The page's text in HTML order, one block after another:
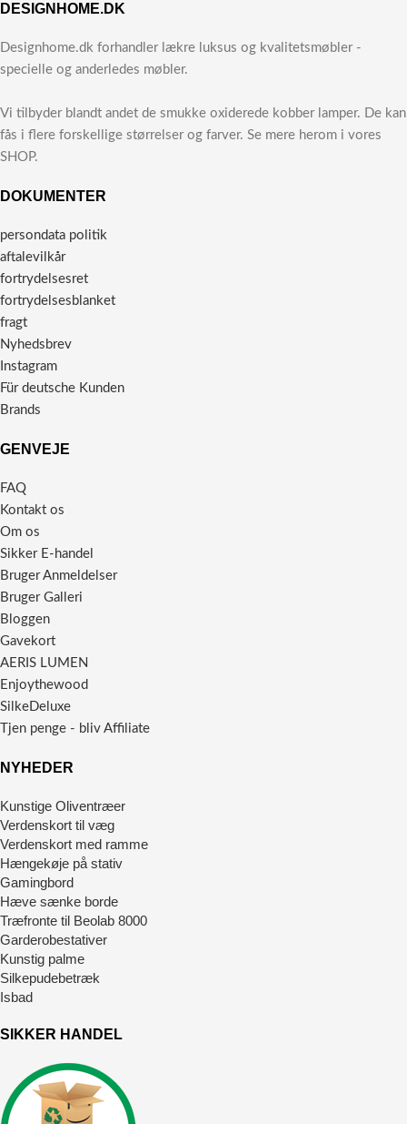
DESIGNHOME.DK
Designhome.dk forhandler lækre luksus og kvalitetsmøbler -
specielle og anderledes møbler.
Vi tilbyder blandt andet de smukke oxiderede kobber lamper. De kan
fås i flere forskellige størrelser og farver. Se mere herom i vores
SHOP.
DOKUMENTER
persondata politik
aftalevilkår
fortrydelsesret
fortrydelsesblanket
fragt
Nyhedsbrev
Instagram
Für deutsche Kunden
Brands
GENVEJE
FAQ
Kontakt os
Om os
Sikker E-handel
Bruger Anmeldelser
Bruger Galleri
Bloggen
Gavekort
AERIS LUMEN
Enjoythewood
SilkeDeluxe
Tjen penge - bliv Affiliate
NYHEDER
Kunstige Oliventræer
Verdenskort til væg
Verdenskort med ramme
Hængekøje på stativ
Gamingbord
Hæve sænke borde
Træfronte til Beolab 8000
Garderobestativer
Kunstig palme
Silkepudebetræk
Isbad
SIKKER HANDEL